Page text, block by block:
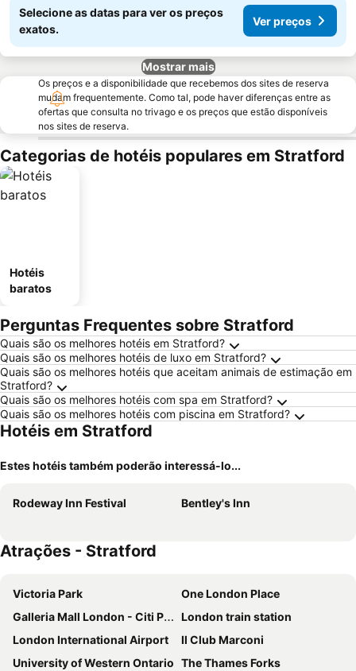
Selecione as datas para ver os preços
exatos.
Ver preços
Mostrar mais
Os preços e a disponibilidade que recebemos dos sites de reserva
mudam frequentemente. Como tal, pode haver diferenças entre as
ofertas que consulta no trivago e os preços que estão disponíveis
nos sites de reserva.
Categorias de hotéis populares em Stratford
Hotéis
baratos
Perguntas Frequentes sobre Stratford
Quais são os melhores hotéis em Stratford?
Quais são os melhores hotéis de luxo em Stratford?
Quais são os melhores hotéis que aceitam animais de estimação em
Stratford?
Quais são os melhores hotéis com spa em Stratford?
Quais são os melhores hotéis com piscina em Stratford?
Hotéis em Stratford
Estes hotéis também poderão interessá-lo...
Rodeway Inn Festival Bentley's Inn
Atrações - Stratford
Victoria Park
One London Place
Galleria Mall London - Citi Plaza
London train station
London International Airport
Il Club Marconi
University of Western Ontario The Thames Forks